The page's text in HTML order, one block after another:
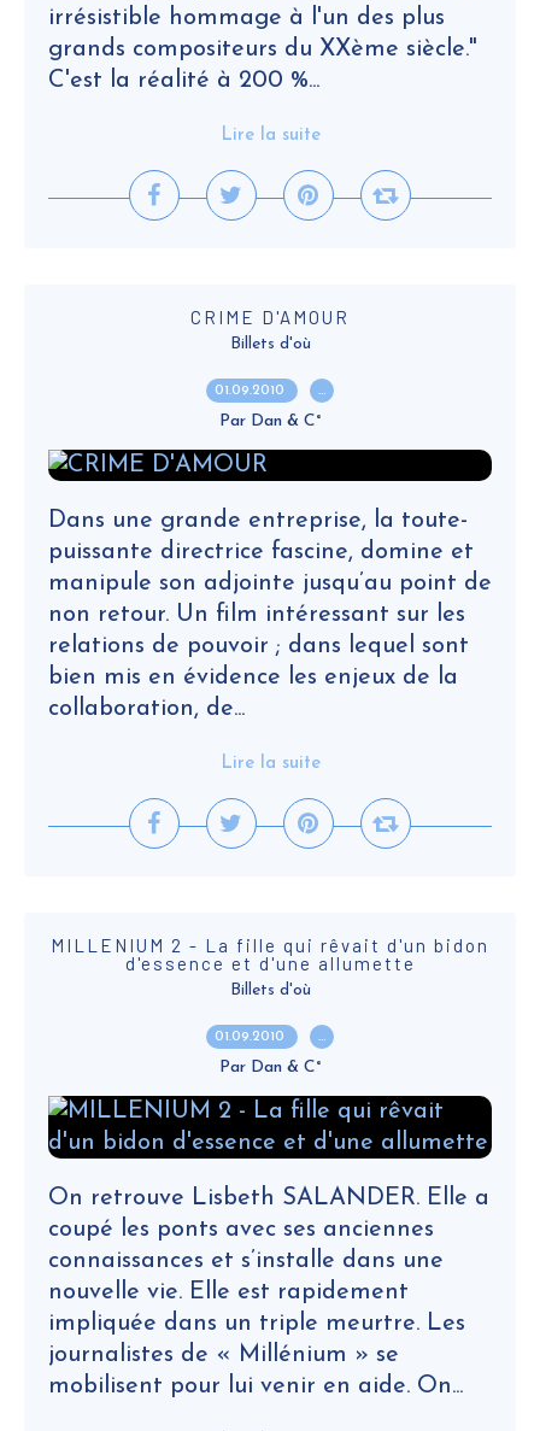
irrésistible hommage à l'un des plus
grands compositeurs du XXème siècle."
C'est la réalité à 200 %...
Lire la suite
CRIME D'AMOUR
Billets d'où
01.09.2010 …
Par Dan & C°
Dans une grande entreprise, la toute-
puissante directrice fascine, domine et
manipule son adjointe jusqu’au point de
non retour. Un film intéressant sur les
relations de pouvoir ; dans lequel sont
bien mis en évidence les enjeux de la
collaboration, de...
Lire la suite
MILLENIUM 2 - La fille qui rêvait d'un bidon
d'essence et d'une allumette
Billets d'où
01.09.2010 …
Par Dan & C°
On retrouve Lisbeth SALANDER. Elle a
coupé les ponts avec ses anciennes
connaissances et s’installe dans une
nouvelle vie. Elle est rapidement
impliquée dans un triple meurtre. Les
journalistes de « Millénium » se
mobilisent pour lui venir en aide. On...